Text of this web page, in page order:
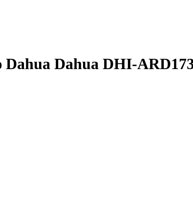
Dahua Dahua DHI-